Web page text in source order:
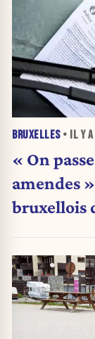
BRUXELLES• IL Y A
« On
amendes
bruxellois